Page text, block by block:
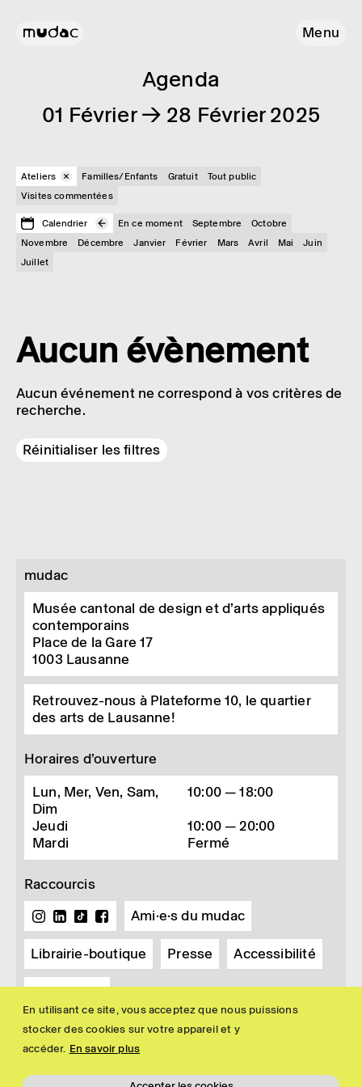
En utilisant ce site, vous acceptez que nous puissions
stocker des cookies sur votre appareil et y
accéder. En savoir plus
Menu
Agenda
01 Février → 28 Février 2025
Ateliers Familles/Enfants Gratuit
Tout public
Visites commentées
Calendrier En ce moment Septembre
Octobre
Novembre
Décembre Janvier Février Mars Avril Mai
Juin
Juillet
Aucun évènement
Aucun événement ne correspond à vos critères de
recherche.
Réinitialiser les filtres
mudac
Musée cantonal de design et d’arts appliqués
contemporains
Place de la Gare 17
1003 Lausanne
Retrouvez-nous à Plateforme 10, le quartier
des arts de Lausanne!
Horaires d’ouverture
Lun, Mer, Ven, Sam,
Dim
10:00 — 18:00
Jeudi
10:00 — 20:00
Mardi
Fermé
Raccourcis
Ami·e·s du mudac
Librairie-boutique Presse Accessibilité
Newsletter